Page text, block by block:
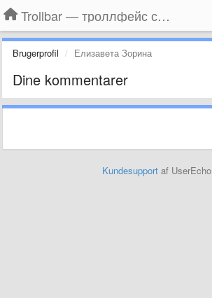
Trollbar — троллфейс смайлы для Контакта, Фейсбука, Одноклассников
Brugerprofil Елизавета Зорина
Dine kommentarer
Kundesupport af UserEcho